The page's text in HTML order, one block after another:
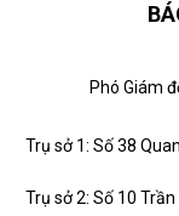
Phó Giám
Trụ sở 1: Số 38
Trụ sở 2: Số 10